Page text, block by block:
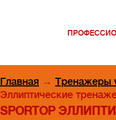
Главная → Тренажеры
Эллиптические
SPORTOP